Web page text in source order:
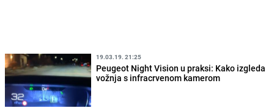
19.03.19. 21:25
Peugeot Night Vision u praksi: Kako izgleda
vožnja s infracrvenom kamerom